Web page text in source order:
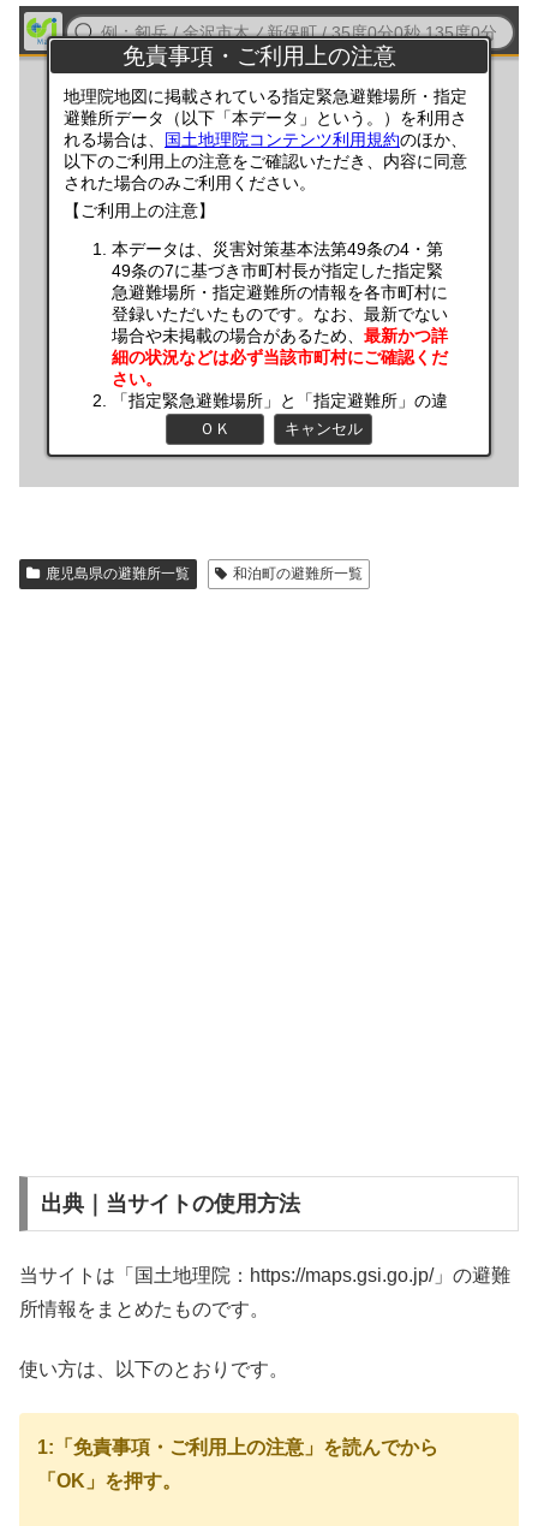
鹿児島県の避難所一覧 和泊町の避難所一覧
出典｜当サイトの使用方法
当サイトは「国土地理院：https://maps.gsi.go.jp/」の避難
所情報をまとめたものです。
使い方は、以下のとおりです。
1:「免責事項・ご利用上の注意」を読んでから
「OK」を押す。